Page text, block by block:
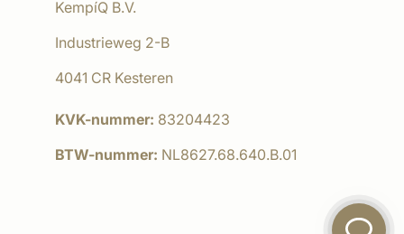
KempíQ B.V.
Industrieweg 2-B
4041 CR Kesteren
KVK-nummer: 83204423
BTW-nummer: NL8627.68.640.B.01